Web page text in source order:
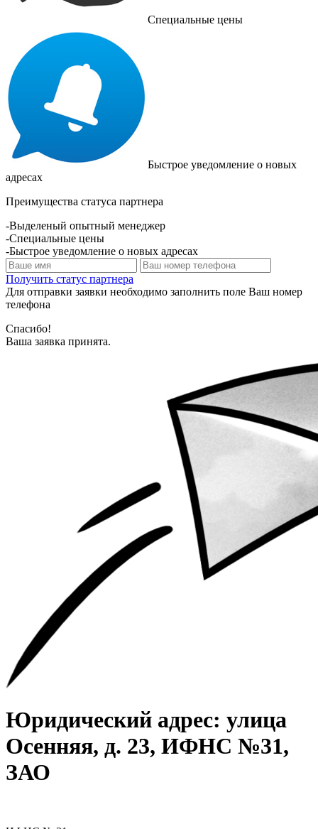
Специальные цены
Быстрое уведомление о новых
адресах
Преимущества статуса партнера
-Выделеный опытный менеджер
-Специальные цены
-Быстрое уведомление о новых адресах
Получить статус партнера
Для отправки заявки необходимо заполнить поле Ваш номер
телефона
Спасибо!
Ваша заявка принята.
Юридический адрес: улица
Осенняя, д. 23, ИФНС №31,
ЗАО